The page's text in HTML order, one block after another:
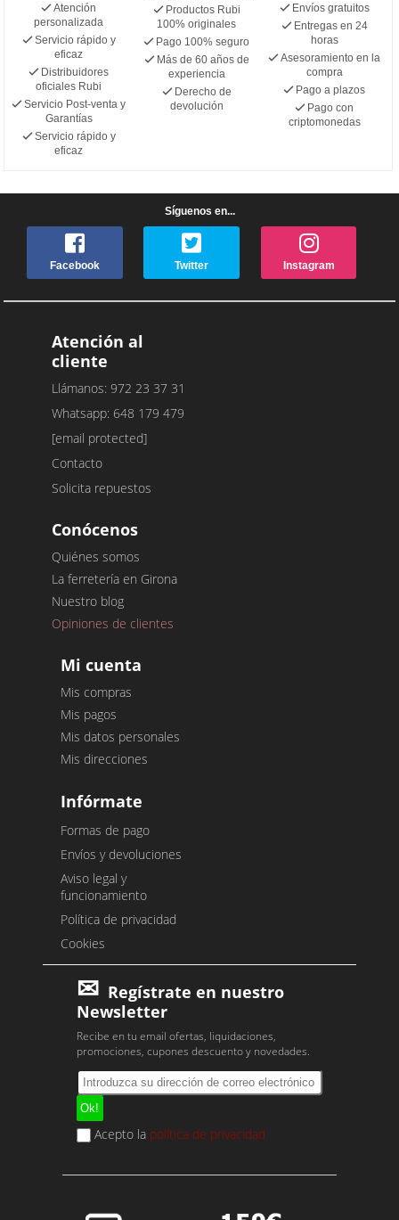
Atención
personalizada
Servicio rápido y
eficaz
Distribuidores
oficiales Rubi
Servicio Post-venta y
Garantías
Servicio rápido y
eficaz
Productos Rubi
100% originales
Pago 100% seguro
Más de 60 años de
experiencia
Derecho de
devolución
Envíos gratuitos
Entregas en 24
horas
Asesoramiento en la
compra
Pago a plazos
Pago con
criptomonedas
Síguenos en...
Facebook Twitter Instagram
Atención al
cliente
Llámanos: 972 23 37 31
Whatsapp: 648 179 479
[email protected]
Contacto
Solicita repuestos
Conócenos
Quiénes somos
La ferretería en Girona
Nuestro blog
Opiniones de clientes
Mi cuenta
Mis compras
Mis pagos
Mis datos personales
Mis direcciones
Infórmate
Formas de pago
Envíos y devoluciones
Aviso legal y
funcionamiento
Política de privacidad
Cookies
Regístrate en nuestro
Newsletter
Recibe en tu email ofertas, liquidaciones,
promociones, cupones descuento y novedades.
Acepto la política de privacidad